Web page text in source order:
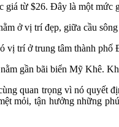
giá từ $26. Đây là một mức
ở vị trí đẹp, giữa cầu
vị trí ở trung tâm thành phố
nằm gần bãi biển Mỹ Khê.
quan trọng vì nó quyết
mỏi, tận hưởng những